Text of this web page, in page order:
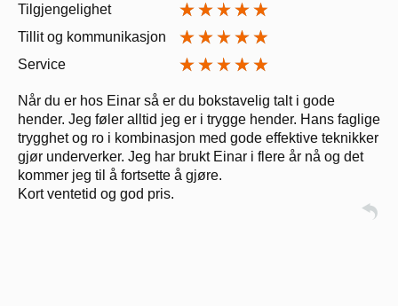
Tilgjengelighet
Tillit og kommunikasjon
Service
Når du er hos Einar så er du bokstavelig talt i gode
hender. Jeg føler alltid jeg er i trygge hender. Hans faglige
trygghet og ro i kombinasjon med gode effektive teknikker
gjør underverker. Jeg har brukt Einar i flere år nå og det
kommer jeg til å fortsette å gjøre.
Kort ventetid og god pris.